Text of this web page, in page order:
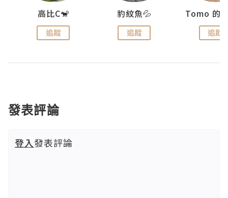
高比C🐒
追蹤
豹紋魚💦
追蹤 追蹤
發表評論
登入發表評論